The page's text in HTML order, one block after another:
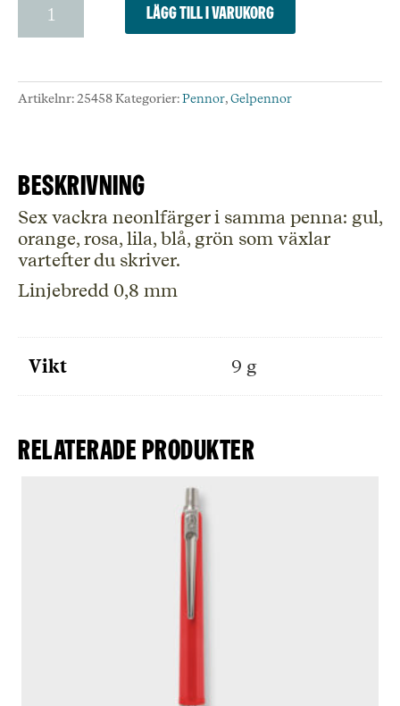
Poetry
gelpenna
0,8mm
mängd
Lägg till i varukorg
Artikelnr: 25458Kategorier:Pennor,Gelpennor
Beskrivning
Sex vackra neonlfärger i samma penna: gul,
orange, rosa, lila, blå, grön som växlar
vartefter du skriver.
Linjebredd 0,8 mm
Vikt 9 g
Relaterade produkter